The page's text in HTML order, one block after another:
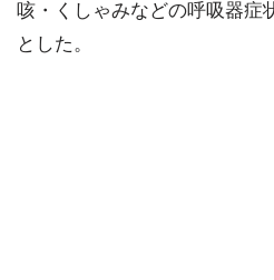
咳・くしゃみなどの呼吸器症
とした。